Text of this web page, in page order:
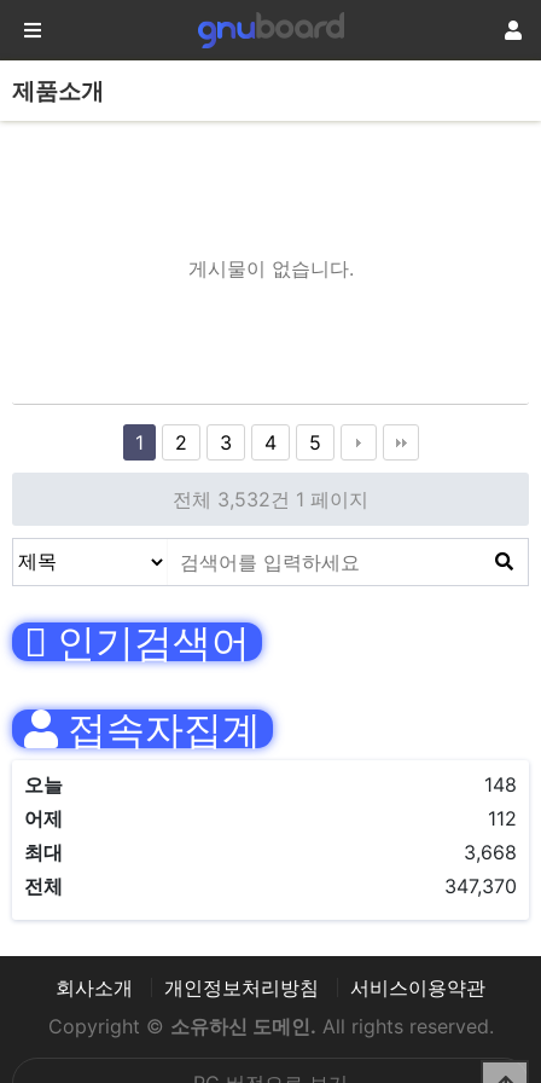
제품소개
게시물이 없습니다.
1 2 3 4 5
전체 3,532건 1 페이지
인기검색어
접속자집계
오늘
148
어제
112
최대
3,668
전체
347,370
회사소개 개인정보처리방침
서비스이용약관
Copyright © 소유하신 도메인. All rights reserved.